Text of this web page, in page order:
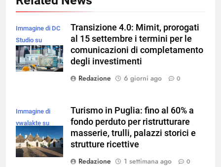
Immagine di DC
Studio su
Magnific
Transizione 4.0: Mimit, prorogati
al 15 settembre i termini per le
comunicazioni di completamento
degli investimenti
Redazione
6 giorni ago 0
Immagine di
vwalakte su
Magnific
Turismo in Puglia: fino al 60% a
fondo perduto per ristrutturare
masserie, trulli, palazzi storici e
strutture ricettive
Redazione
1 settimana ago 0